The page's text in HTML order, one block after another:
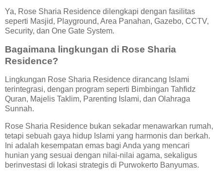
Ya, Rose Sharia Residence dilengkapi dengan fasilitas
seperti Masjid, Playground, Area Panahan, Gazebo, CCTV,
Security, dan One Gate System.
Bagaimana lingkungan di Rose Sharia
Residence?
Lingkungan Rose Sharia Residence dirancang Islami
terintegrasi, dengan program seperti Bimbingan Tahfidz
Quran, Majelis Taklim, Parenting Islami, dan Olahraga
Sunnah.
Rose Sharia Residence bukan sekadar menawarkan rumah,
tetapi sebuah gaya hidup Islami yang harmonis dan berkah.
Ini adalah kesempatan emas bagi Anda yang mencari
hunian yang sesuai dengan nilai-nilai agama, sekaligus
berinvestasi di lokasi strategis di Purwokerto Banyumas.